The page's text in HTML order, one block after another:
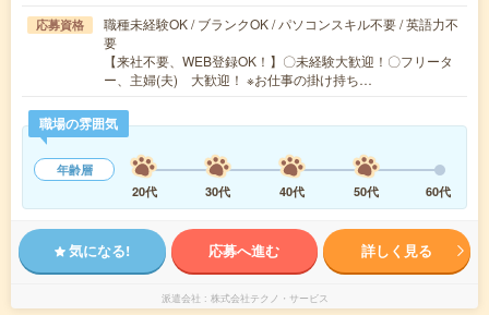
応募資格
職種未経験OK / ブランクOK / パソコンスキル不要 / 英語力不
要
【来社不要、WEB登録OK！】〇未経験大歓迎！〇フリータ
ー、主婦(夫) 大歓迎！ ※お仕事の掛け持ち…
職場の雰囲気
年齢層
20代
30代 40代 50代 60代
気になる! 応募へ進む 詳しく見る
派遣会社 株式会社テクノ・サービス